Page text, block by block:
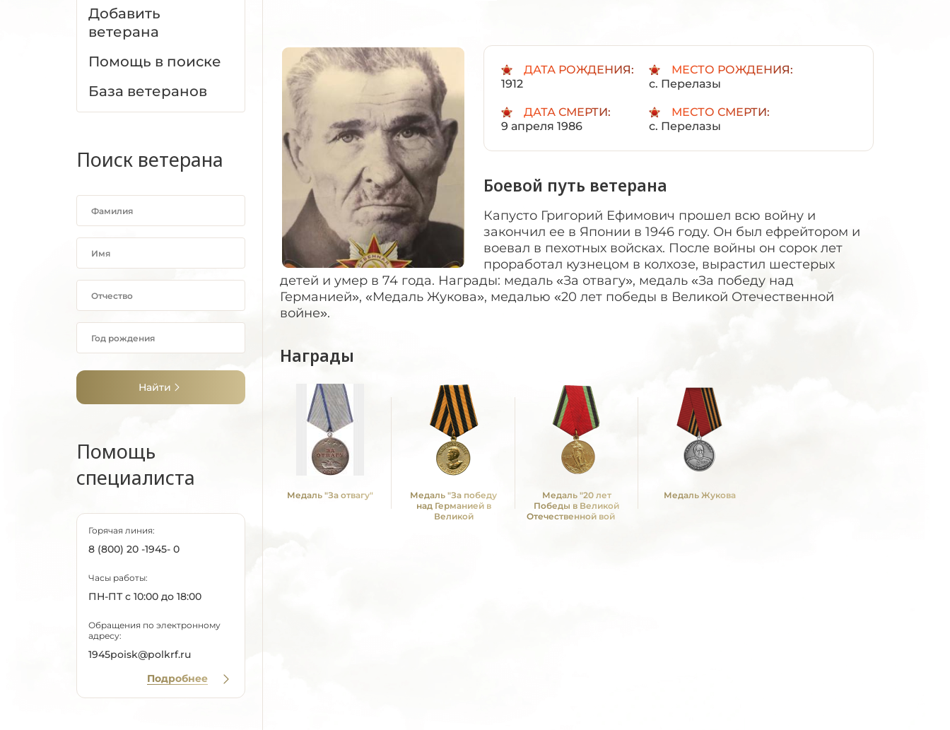
Добавить
ветерана
Помощь в поиске
База ветеранов
Поиск ветерана
Найти
Помощь
специалиста
Горячая линия:
8 (800) 20 -1945- 0
Часы работы:
ПН-ПТ с 10:00 до 18:00
Обращения по электронному
адресу:
1945poisk@polkrf.ru
Подробнее
ДАТА РОЖДЕНИЯ:
1912
МЕСТО РОЖДЕНИЯ:
с. Перелазы
ДАТА СМЕРТИ:
9 апреля 1986
МЕСТО СМЕРТИ:
с. Перелазы
Боевой путь ветерана
Капусто Григорий Ефимович прошел всю войну и
закончил ее в Японии в 1946 году. Он был ефрейтором и
воевал в пехотных войсках. После войны он сорок лет
проработал кузнецом в колхозе, вырастил шестерых
детей и умер в 74 года. Награды: медаль «За отвагу», медаль «За победу над
Германией», «Медаль Жукова», медалью «20 лет победы в Великой Отечественной
войне».
Награды
Медаль "За отвагу"
Медаль "За победу
над Германией в
Великой
Медаль "20 лет
Победы в Великой
Отечественной войне
Медаль Жукова